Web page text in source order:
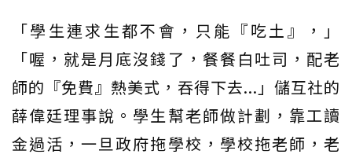
「學生連求生都不會，只能『吃土』，」
「喔，就是月底沒錢了，餐餐白吐司，配老
師的『免費』熱美式，吞得下去...」儲互社的
薛偉廷理事說。學生幫老師做計劃，靠工讀
金過活，一旦政府拖學校，學校拖老師，老